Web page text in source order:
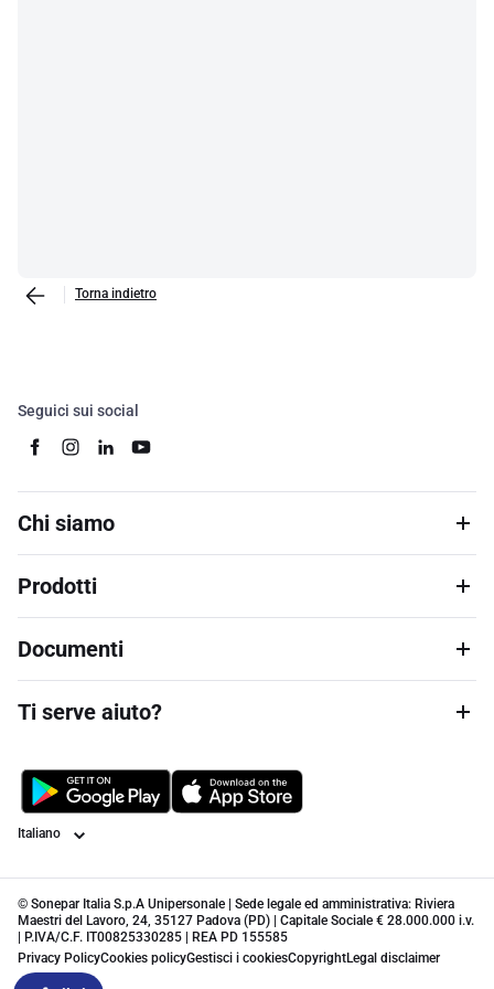
Torna indietro
Seguici sui social
Chi siamo
Prodotti
Documenti
Ti serve aiuto?
Lingua
© Sonepar Italia S.p.A Unipersonale | Sede legale ed amministrativa: Riviera
Maestri del Lavoro, 24, 35127 Padova (PD) | Capitale Sociale € 28.000.000 i.v.
| P.IVA/C.F. IT00825330285 | REA PD 155585
Privacy PolicyCookies policyGestisci i cookiesCopyrightLegal disclaimer